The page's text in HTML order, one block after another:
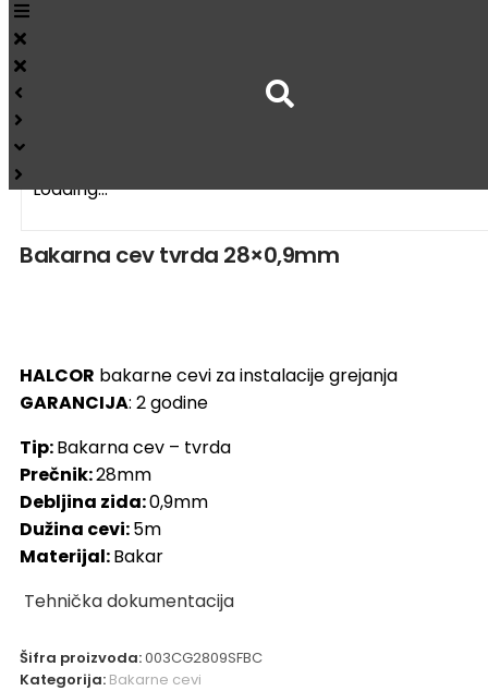
Metacon
Loading...
Bakarna cev tvrda 28×0,9mm
HALCOR bakarne cevi za instalacije grejanja
GARANCIJA: 2 godine
Tip:Bakarna cev – tvrda
Prečnik:28mm
Debljina zida:0,9mm
Dužina cevi:5m
Materijal:Bakar
Tehnička dokumentacija
Šifra proizvoda:003CG2809SFBC
Kategorija: Bakarne cevi